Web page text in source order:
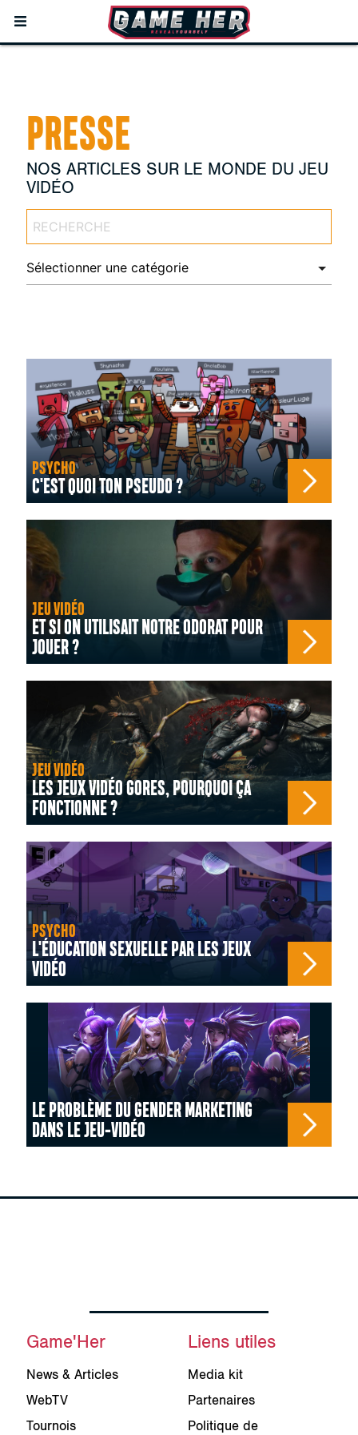
PRESSE
NOS ARTICLES SUR LE MONDE DU JEU
VIDÉO
PSYCHO
C'EST QUOI TON PSEUDO ?
JEU VIDÉO
ET SI ON UTILISAIT NOTRE ODORAT POUR
JOUER ?
JEU VIDÉO
LES JEUX VIDÉO GORES, POURQUOI ÇA
FONCTIONNE ?
PSYCHO
L'ÉDUCATION SEXUELLE PAR LES JEUX
VIDÉO
LE PROBLÈME DU GENDER MARKETING
DANS LE JEU-VIDÉO
Game'Her
News & Articles
WebTV
Tournois
Liens utiles
Media kit
Partenaires
Politique de